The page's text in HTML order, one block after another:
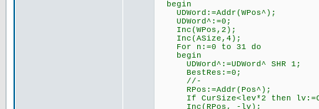
begin
UDWord:=Addr(WPos^);
UDWord^:=0;
Inc(WPos,2);
Inc(ASize,4);
For n:=0 to 31 do
begin
UDWord^:=UDWord^ SHR 1;
BestRes:=0;
//-
RPos:=Addr(Pos^);
If CurSize<lev*2 then
Inc(RPos, -lv);